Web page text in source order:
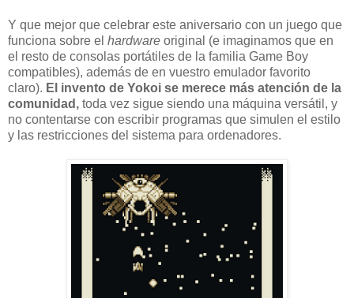
Y que mejor que celebrar este aniversario con un juego que
funciona sobre el hardware original (e imaginamos que en
el resto de consolas portátiles de la familia Game Boy
compatibles), además de en vuestro emulador favorito
claro). El invento de Yokoi se merece más atención de la
comunidad, toda vez sigue siendo una máquina versátil, y
no contentarse con escribir programas que simulen el estilo
y las restricciones del sistema para ordenadores.